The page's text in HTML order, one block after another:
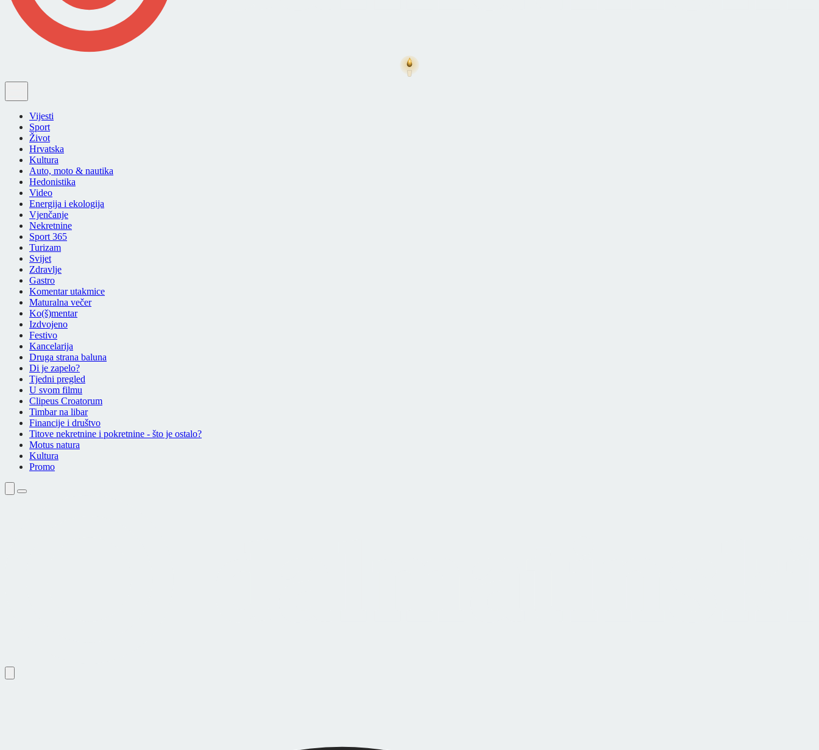
Vijesti
Sport
Život
Hrvatska
Kultura
Auto, moto & nautika
Hedonistika
Video
Energija i ekologija
Vjenčanje
Nekretnine
Sport 365
Turizam
Svijet
Zdravlje
Gastro
Komentar utakmice
Maturalna večer
Ko(š)mentar
Izdvojeno
Festivo
Kancelarija
Druga strana baluna
Di je zapelo?
Tjedni pregled
U svom filmu
Clipeus Croatorum
Timbar na libar
Financije i društvo
Titove nekretnine i pokretnine - što je ostalo?
Motus natura
Kultura
Promo